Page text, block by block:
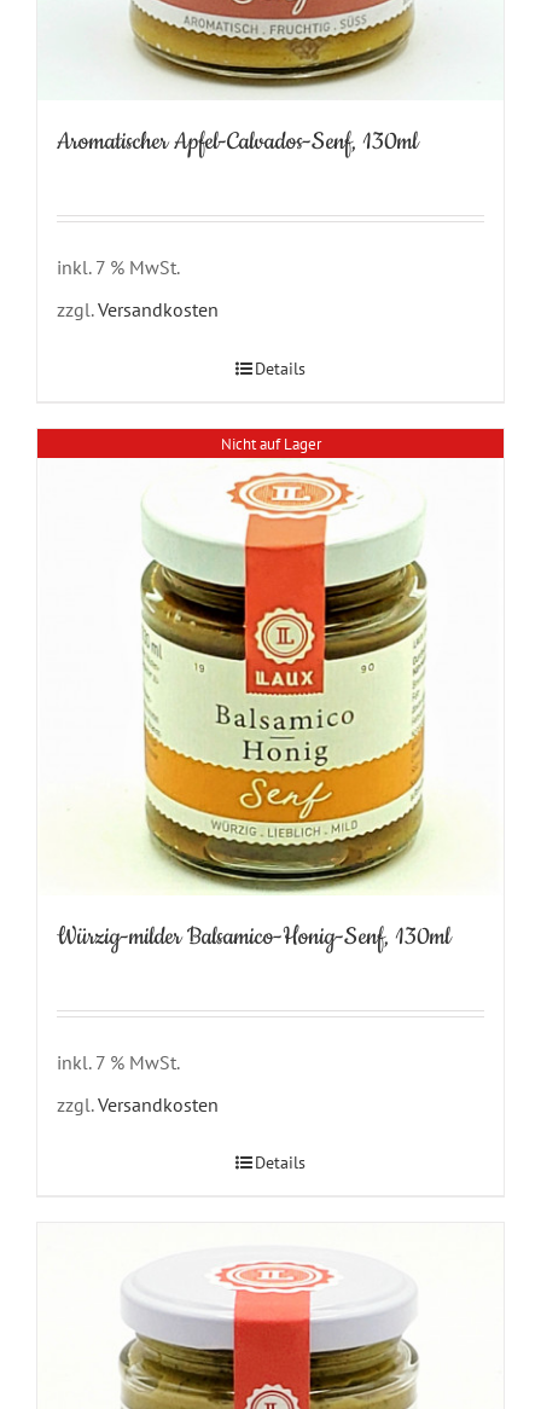
Aromatischer Apfel-Calvados-Senf, 130ml
inkl. 7 % MwSt.
zzgl.Versandkosten
Details
Nicht auf Lager
Würzig-milder Balsamico-Honig-Senf, 130ml
inkl. 7 % MwSt.
zzgl.Versandkosten
Details